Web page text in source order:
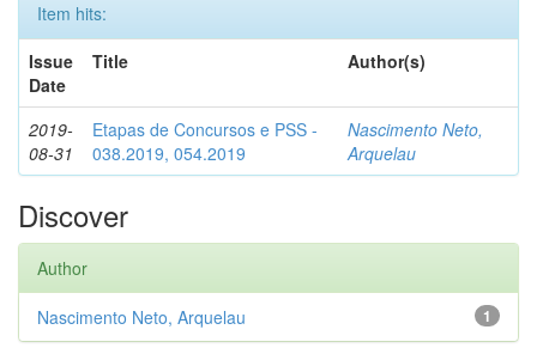
Item hits:
Issue
Date
Title Author(s)
2019-
08-31
Etapas de Concursos e PSS -
038.2019, 054.2019
Nascimento Neto,
Arquelau
Discover
Author
1
Nascimento Neto, Arquelau